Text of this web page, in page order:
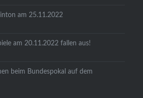
am 25.11.2022
am 20.11.2022 fallen aus!
beim Bundespokal auf dem